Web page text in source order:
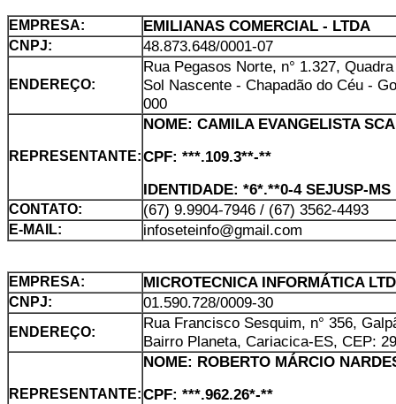
EMPRESA: EMILIANAS COMERCIAL - LTDA
CNPJ: 48.873.648/0001-07
ENDEREÇO:
Rua Pegasos Norte, n° 1.327,
Sol Nascente - Chapadão do Céu -
000
REPRESENTANTE:
NOME: CAMILA EVANGELISTA
CPF: ***.109.3**-**
IDENTIDADE: *6*.**0-4 SEJUSP-MS
CONTATO: (67) 9.9904-7946 / (67) 3562-4493
E-MAIL: infoseteinfo@gmail.com
EMPRESA: MICROTECNICA INFORMÁTICA
CNPJ: 01.590.728/0009-30
ENDEREÇO:
Rua Francisco Sesquim, n° 356,
Bairro Planeta, Cariacica-ES, CEP:
REPRESENTANTE:
NOME: ROBERTO MÁRCIO
CPF: ***.962.26*-**